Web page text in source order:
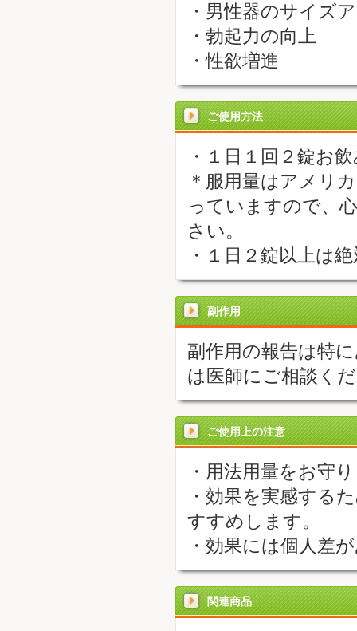
・男性器のサイ
・勃起力の向上
・性欲増進
ご使用方法
・１日１回２錠お
＊服用量はアメリ
っていますので、
さい。
・１日２錠以上は
副作用
副作用の報告は特
は医師にご相談く
ご使用上の注意
・用法用量をお
・効果を実感する
すすめします。
・効果には個人差
関連商品